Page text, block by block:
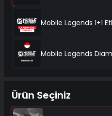
Mobile Legends 1+1
Mobile Legends
Ürün Seçiniz